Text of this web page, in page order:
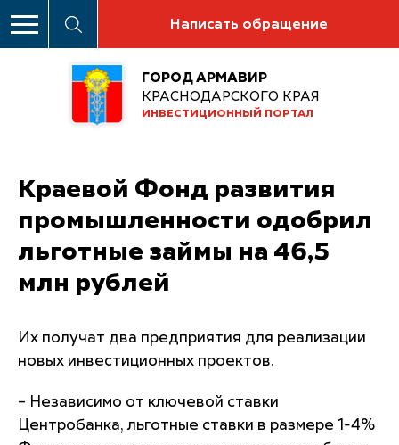
Написать обращение
ГОРОД АРМАВИР
КРАСНОДАРСКОГО КРАЯ
ИНВЕСТИЦИОННЫЙ ПОРТАЛ
Краевой Фонд развития
промышленности одобрил
льготные займы на 46,5
млн рублей
Их получат два предприятия для реализации
новых инвестиционных проектов.
– Независимо от ключевой ставки
Центробанка, льготные ставки в размере 1-4%